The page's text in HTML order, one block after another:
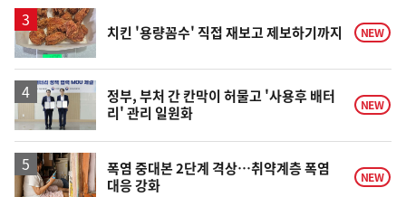
치킨 '용량꼼수' 직접 재보고 제보하기까지 NEW
정부, 부처 간 칸막이 허물고 '사용후 배터
리' 관리 일원화
NEW
폭염 중대본 2단계 격상…취약계층 폭염
대응 강화
NEW